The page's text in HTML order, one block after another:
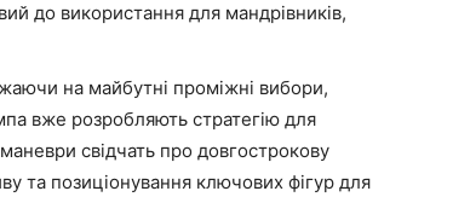
до використання для мандрівників,
на майбутні проміжні вибори,
вже розробляють стратегію для
свідчать про довгострокову
та позиціонування ключових фігур для